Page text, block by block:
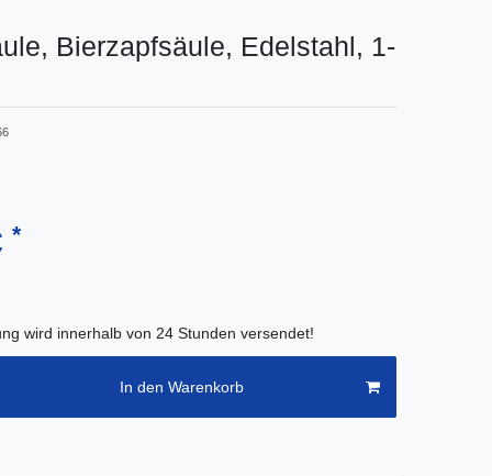
Bierzapfsäule, Edelstahl, 1-
*
wird innerhalb von 24 Stunden versendet!
In den Warenkorb